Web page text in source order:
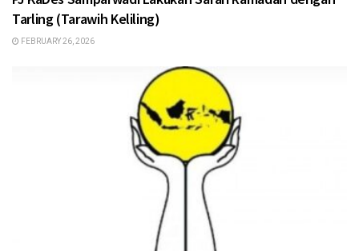
Tarling (Tarawih Keliling)
FEBRUARY 26, 2026